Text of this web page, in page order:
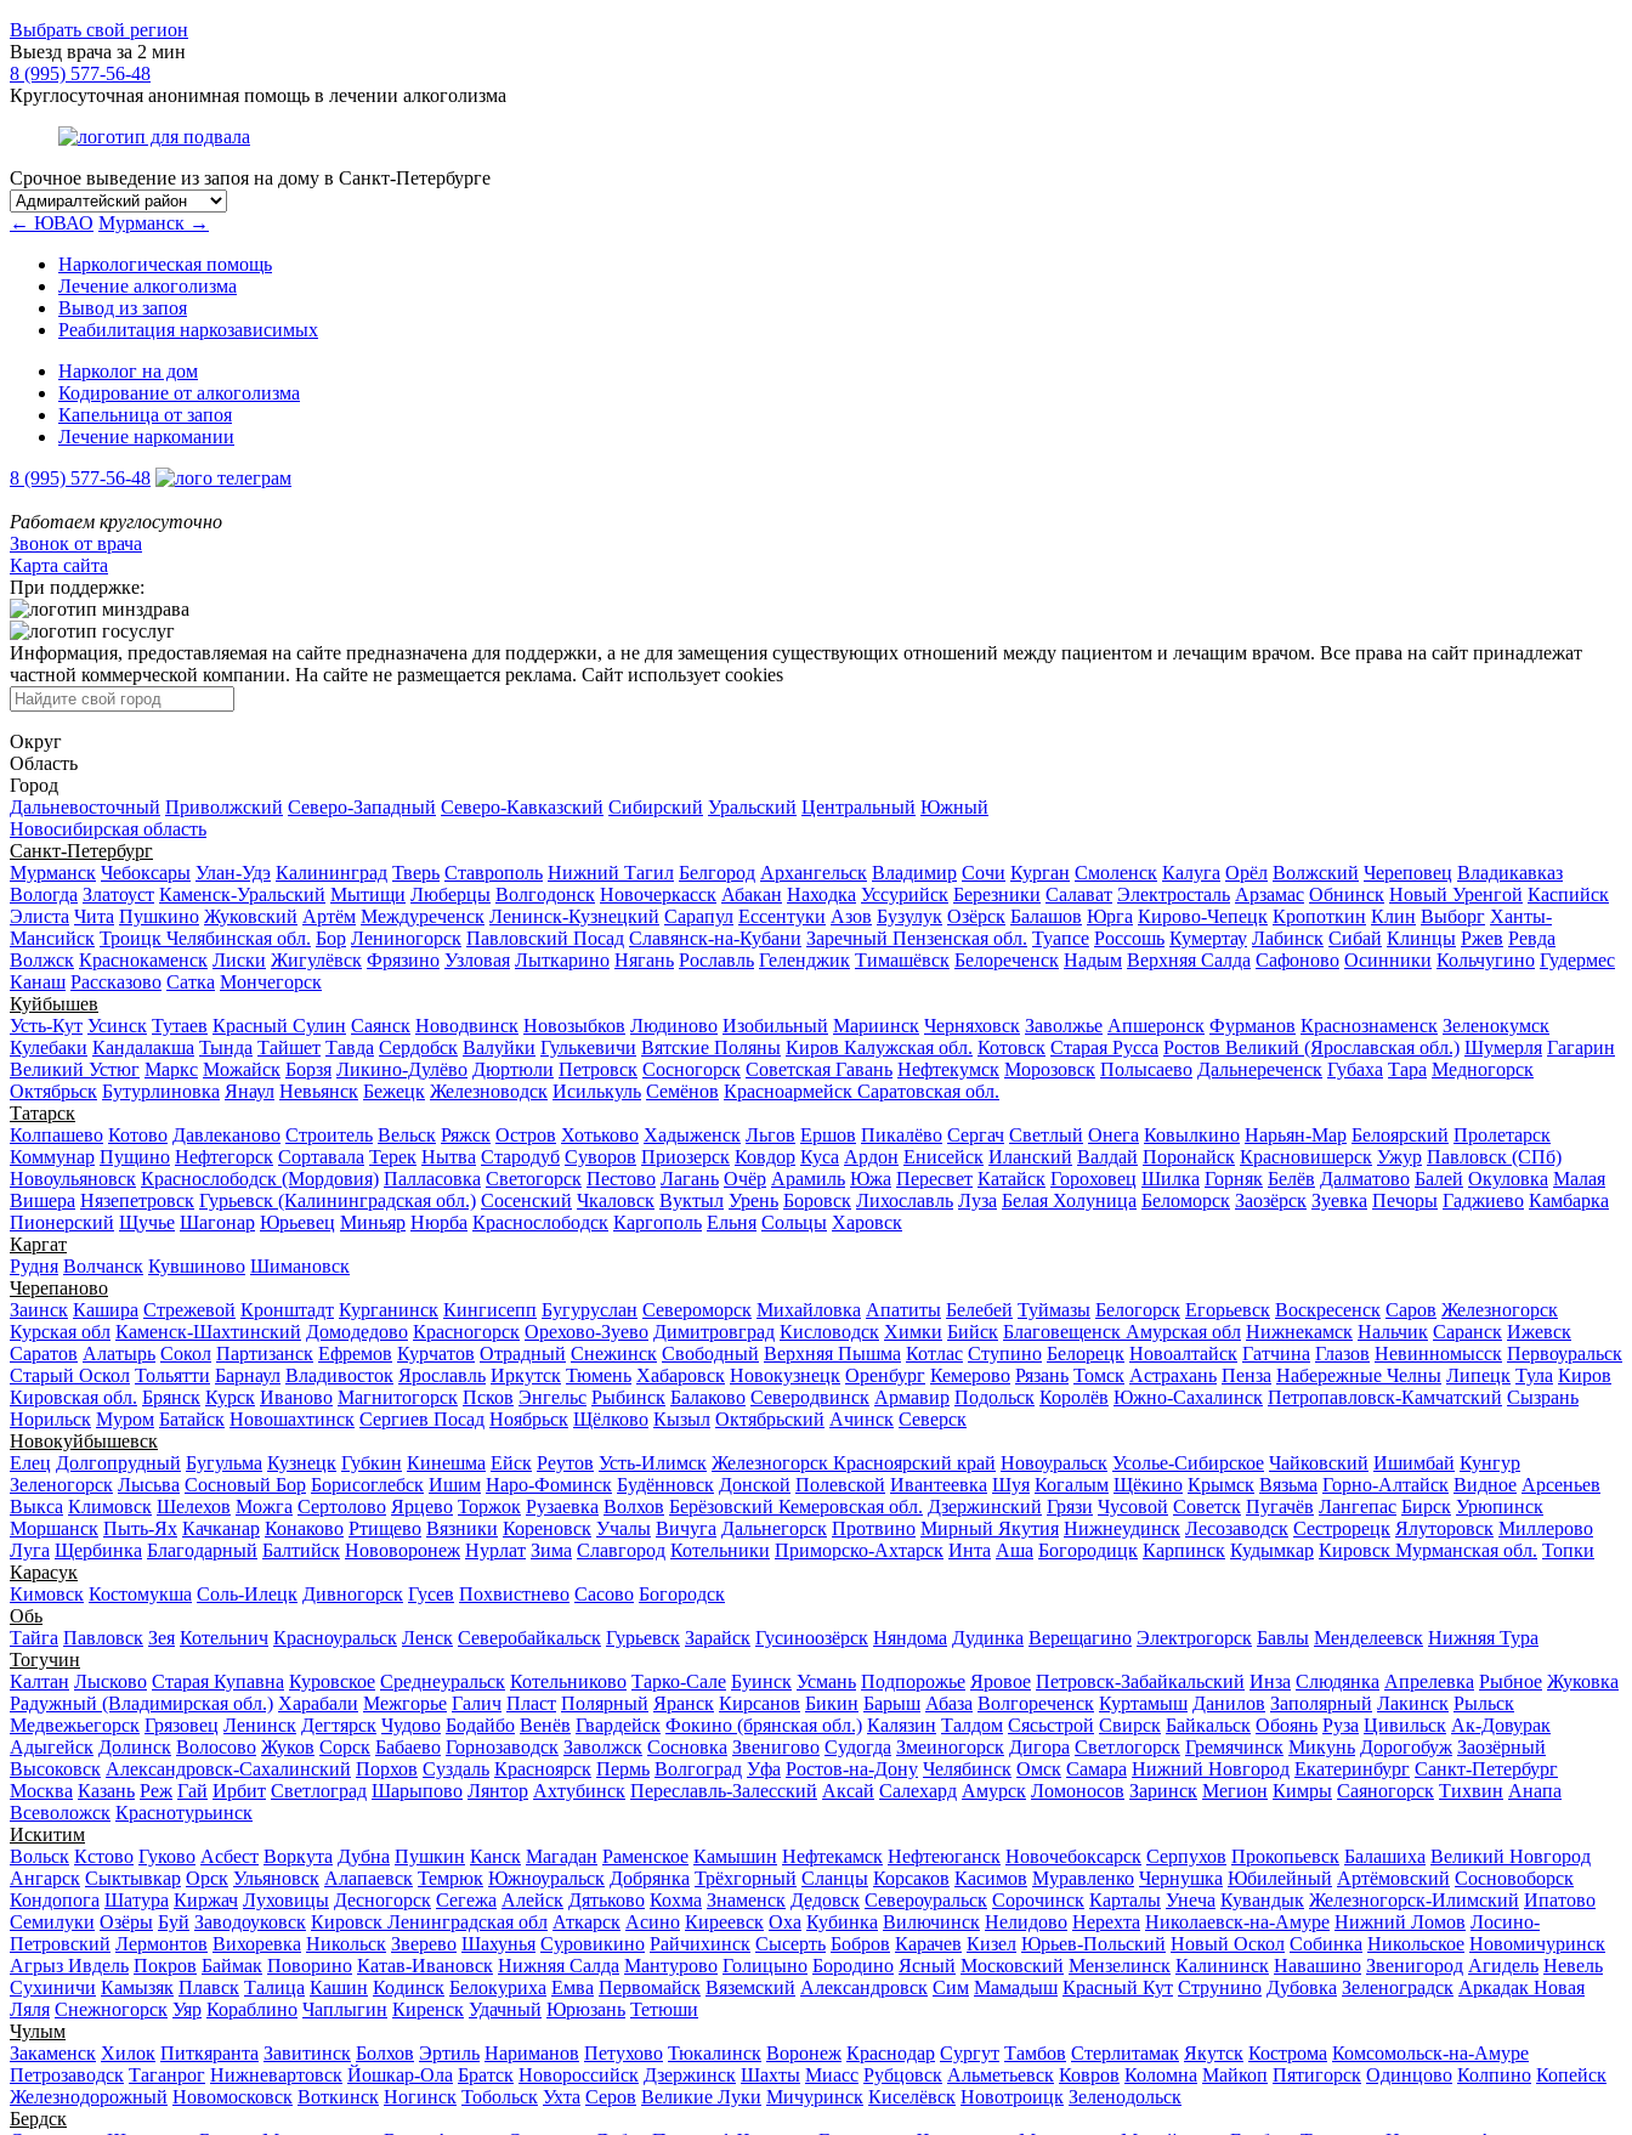
Выбрать свой регион
Выезд врача за 2 мин
8 (995) 577-56-48
Круглосуточная анонимная помощь в лечении алкоголизма
Срочное выведение из запоя на дому в Санкт-Петербурге
← ЮВАО Мурманск →
Наркологическая помощь
Лечение алкоголизма
Вывод из запоя
Реабилитация наркозависимых
Нарколог на дом
Кодирование от алкоголизма
Капельница от запоя
Лечение наркомании
8 (995) 577-56-48
Работаем круглосуточно
Звонок от врача
Карта сайта
При поддержке:
Информация, предоставляемая на сайте предназначена для поддержки, а не для замещения существующих отношений между пациентом и лечащим врачом. Все права на сайт принадлежат
частной коммерческой компании. На сайте не размещается реклама. Сайт использует cookies
Округ
Область
Город
Дальневосточный Приволжский Северо-Западный Северо-Кавказский Сибирский Уральский Центральный Южный
Новосибирская область
Санкт-Петербург
Мурманск Чебоксары Улан-Удэ Калининград Тверь Ставрополь Нижний Тагил Белгород Архангельск Владимир Сочи Курган Смоленск Калуга Орёл Волжский Череповец Владикавказ
Вологда Златоуст Каменск-Уральский Мытищи Люберцы Волгодонск Новочеркасск Абакан Находка Уссурийск Березники Салават Электросталь Арзамас Обнинск Новый Уренгой Каспийск
Элиста Чита Пушкино Жуковский Артём Междуреченск Ленинск-Кузнецкий Сарапул Ессентуки Азов Бузулук Озёрск Балашов Юрга Кирово-Чепецк Кропоткин Клин Выборг Ханты-
Мансийск Троицк Челябинская обл. Бор Лениногорск Павловский Посад Славянск-на-Кубани Заречный Пензенская обл. Туапсе Россошь Кумертау Лабинск Сибай Клинцы Ржев Ревда
Волжск Краснокаменск Лиски Жигулёвск Фрязино Узловая Лыткарино Нягань Рославль Геленджик Тимашёвск Белореченск Надым Верхняя Салда Сафоново Осинники Кольчугино Гудермес
Канаш Рассказово Сатка Мончегорск
Куйбышев
Усть-Кут Усинск Тутаев Красный Сулин Саянск Новодвинск Новозыбков Людиново Изобильный Мариинск Черняховск Заволжье Апшеронск Фурманов Краснознаменск Зеленокумск
Кулебаки Кандалакша Тында Тайшет Тавда Сердобск Валуйки Гулькевичи Вятские Поляны Киров Калужская обл. Котовск Старая Русса Ростов Великий (Ярославская обл.) Шумерля Гагарин
Великий Устюг Маркс Можайск Борзя Ликино-Дулёво Дюртюли Петровск Сосногорск Советская Гавань Нефтекумск Морозовск Полысаево Дальнереченск Губаха Тара Медногорск
Октябрьск Бутурлиновка Янаул Невьянск Бежецк Железноводск Исилькуль Семёнов Красноармейск Саратовская обл.
Татарск
Колпашево Котово Давлеканово Строитель Вельск Ряжск Остров Хотьково Хадыженск Льгов Ершов Пикалёво Сергач Светлый Онега Ковылкино Нарьян-Мар Белоярский Пролетарск
Коммунар Пущино Нефтегорск Сортавала Терек Нытва Стародуб Суворов Приозерск Ковдор Куса Ардон Енисейск Иланский Валдай Поронайск Красновишерск Ужур Павловск (СПб)
Новоульяновск Краснослободск (Мордовия) Палласовка Светогорск Пестово Лагань Очёр Арамиль Южа Пересвет Катайск Гороховец Шилка Горняк Белёв Далматово Балей Окуловка Малая
Вишера Нязепетровск Гурьевск (Калининградская обл.) Сосенский Чкаловск Вуктыл Урень Боровск Лихославль Луза Белая Холуница Беломорск Заозёрск Зуевка Печоры Гаджиево Камбарка
Пионерский Щучье Шагонар Юрьевец Миньяр Нюрба Краснослободск Каргополь Ельня Сольцы Харовск
Каргат
Рудня Волчанск Кувшиново Шимановск
Черепаново
Заинск Кашира Стрежевой Кронштадт Курганинск Кингисепп Бугуруслан Североморск Михайловка Апатиты Белебей Туймазы Белогорск Егорьевск Воскресенск Саров Железногорск
Курская обл Каменск-Шахтинский Домодедово Красногорск Орехово-Зуево Димитровград Кисловодск Химки Бийск Благовещенск Амурская обл Нижнекамск Нальчик Саранск Ижевск
Саратов Алатырь Сокол Партизанск Ефремов Курчатов Отрадный Снежинск Свободный Верхняя Пышма Котлас Ступино Белорецк Новоалтайск Гатчина Глазов Невинномысск Первоуральск
Старый Оскол Тольятти Барнаул Владивосток Ярославль Иркутск Тюмень Хабаровск Новокузнецк Оренбург Кемерово Рязань Томск Астрахань Пенза Набережные Челны Липецк Тула Киров
Кировская обл. Брянск Курск Иваново Магнитогорск Псков Энгельс Рыбинск Балаково Северодвинск Армавир Подольск Королёв Южно-Сахалинск Петропавловск-Камчатский Сызрань
Норильск Муром Батайск Новошахтинск Сергиев Посад Ноябрьск Щёлково Кызыл Октябрьский Ачинск Северск
Новокуйбышевск
Елец Долгопрудный Бугульма Кузнецк Губкин Кинешма Ейск Реутов Усть-Илимск Железногорск Красноярский край Новоуральск Усолье-Сибирское Чайковский Ишимбай Кунгур
Зеленогорск Лысьва Сосновый Бор Борисоглебск Ишим Наро-Фоминск Будённовск Донской Полевской Ивантеевка Шуя Когалым Щёкино Крымск Вязьма Горно-Алтайск Видное Арсеньев
Выкса Климовск Шелехов Можга Сертолово Ярцево Торжок Рузаевка Волхов Берёзовский Кемеровская обл. Дзержинский Грязи Чусовой Советск Пугачёв Лангепас Бирск Урюпинск
Моршанск Пыть-Ях Качканар Конаково Ртищево Вязники Кореновск Учалы Вичуга Дальнегорск Протвино Мирный Якутия Нижнеудинск Лесозаводск Сестрорецк Ялуторовск Миллерово
Луга Щербинка Благодарный Балтийск Нововоронеж Нурлат Зима Славгород Котельники Приморско-Ахтарск Инта Аша Богородицк Карпинск Кудымкар Кировск Мурманская обл. Топки
Карасук
Кимовск Костомукша Соль-Илецк Дивногорск Гусев Похвистнево Сасово Богородск
Обь
Тайга Павловск Зея Котельнич Красноуральск Ленск Северобайкальск Гурьевск Зарайск Гусиноозёрск Няндома Дудинка Верещагино Электрогорск Бавлы Менделеевск Нижняя Тура
Тогучин
Калтан Лысково Старая Купавна Куровское Среднеуральск Котельниково Тарко-Сале Буинск Усмань Подпорожье Яровое Петровск-Забайкальский Инза Слюдянка Апрелевка Рыбное Жуковка
Радужный (Владимирская обл.) Харабали Межгорье Галич Пласт Полярный Яранск Кирсанов Бикин Барыш Абаза Волгореченск Куртамыш Данилов Заполярный Лакинск Рыльск
Медвежьегорск Грязовец Ленинск Дегтярск Чудово Бодайбо Венёв Гвардейск Фокино (брянская обл.) Калязин Талдом Сясьстрой Свирск Байкальск Обоянь Руза Цивильск Ак-Довурак
Адыгейск Долинск Волосово Жуков Сорск Бабаево Горнозаводск Заволжск Сосновка Звенигово Судогда Змеиногорск Дигора Светлогорск Гремячинск Микунь Дорогобуж Заозёрный
Высоковск Александровск-Сахалинский Порхов Суздаль Красноярск Пермь Волгоград Уфа Ростов-на-Дону Челябинск Омск Самара Нижний Новгород Екатеринбург Санкт-Петербург
Москва Казань Реж Гай Ирбит Светлоград Шарыпово Лянтор Ахтубинск Переславль-Залесский Аксай Салехард Амурск Ломоносов Заринск Мегион Кимры Саяногорск Тихвин Анапа
Всеволожск Краснотурьинск
Искитим
Вольск Кстово Гуково Асбест Воркута Дубна Пушкин Канск Магадан Раменское Камышин Нефтекамск Нефтеюганск Новочебоксарск Серпухов Прокопьевск Балашиха Великий Новгород
Ангарск Сыктывкар Орск Ульяновск Алапаевск Темрюк Южноуральск Добрянка Трёхгорный Сланцы Корсаков Касимов Муравленко Чернушка Юбилейный Артёмовский Сосновоборск
Кондопога Шатура Киржач Луховицы Десногорск Сегежа Алейск Дятьково Кохма Знаменск Дедовск Североуральск Сорочинск Карталы Унеча Кувандык Железногорск-Илимский Ипатово
Семилуки Озёры Буй Заводоуковск Кировск Ленинградская обл Аткарск Асино Киреевск Оха Кубинка Вилючинск Нелидово Нерехта Николаевск-на-Амуре Нижний Ломов Лосино-
Петровский Лермонтов Вихоревка Никольск Зверево Шахунья Суровикино Райчихинск Сысерть Бобров Карачев Кизел Юрьев-Польский Новый Оскол Собинка Никольское Новомичуринск
Агрыз Ивдель Покров Баймак Поворино Катав-Ивановск Нижняя Салда Мантурово Голицыно Бородино Ясный Московский Мензелинск Калининск Навашино Звенигород Агидель Невель
Сухиничи Камызяк Плавск Талица Кашин Кодинск Белокуриха Емва Первомайск Вяземский Александровск Сим Мамадыш Красный Кут Струнино Дубовка Зеленоградск Аркадак Новая
Ляля Снежногорск Уяр Кораблино Чаплыгин Киренск Удачный Юрюзань Тетюши
Чулым
Закаменск Хилок Питкяранта Завитинск Болхов Эртиль Нариманов Петухово Тюкалинск Воронеж Краснодар Сургут Тамбов Стерлитамак Якутск Кострома Комсомольск-на-Амуре
Петрозаводск Таганрог Нижневартовск Йошкар-Ола Братск Новороссийск Дзержинск Шахты Миасс Рубцовск Альметьевск Ковров Коломна Майкоп Пятигорск Одинцово Колпино Копейск
Железнодорожный Новомосковск Воткинск Ногинск Тобольск Ухта Серов Великие Луки Мичуринск Киселёвск Новотроицк Зеленодольск
Бердск